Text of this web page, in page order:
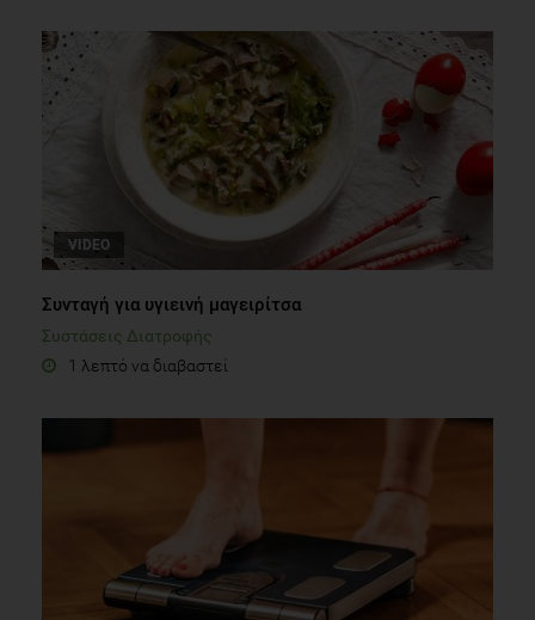
VIDEO
Συνταγή για υγιεινή μαγειρίτσα
Συστάσεις Διατροφής
1 λεπτό να διαβαστεί